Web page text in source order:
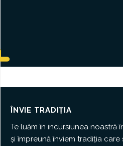
ÎNVIE TRADIȚIA
Te luăm în incursiunea noastră
și împreună înviem tradiția care